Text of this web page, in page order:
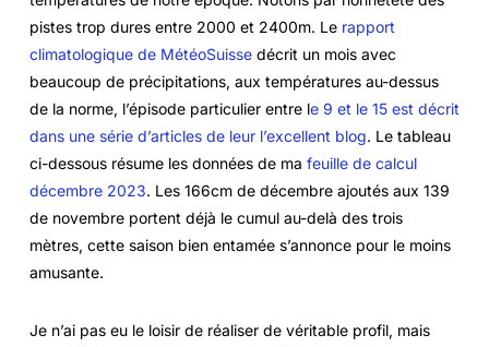
pistes trop dures entre 2000 et 2400m. Le rapport
climatologique de MétéoSuissedécrit un mois avec
beaucoup de précipitations, aux températures au-dessus
de la norme, l’épisode particulier entre le 9 et le 15 est décrit
dans une série d’articles de leur l’excellent blog. Le tableau
ci-dessous résume les données de ma feuille de calcul
décembre 2023. Les 166cm de décembre ajoutés aux 139
de novembre portent déjà le cumul au-delà des trois
mètres, cette saison bien entamée s’annonce pour le moins
amusante.
Je n’ai pas eu le loisir de réaliser de véritable profil, mais